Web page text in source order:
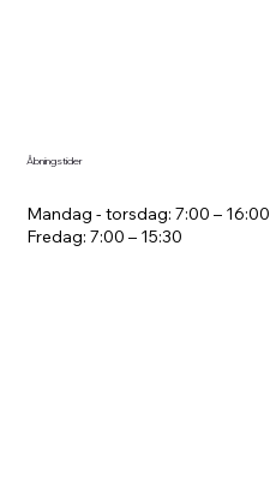
Åbningstider
Mandag - torsdag: 7:00 – 16:00
Fredag: 7:00 – 15:30